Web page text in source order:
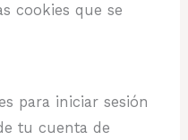
cookies que se
para iniciar sesión
tu cuenta de